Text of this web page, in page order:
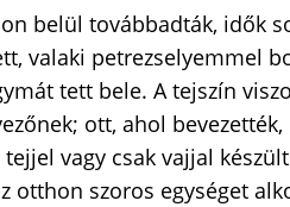
belül továbbadták, idők
valaki petrezselyemmel
tett bele. A tejszín
ott, ahol
vagy csak vajjal
otthon szoros egységet